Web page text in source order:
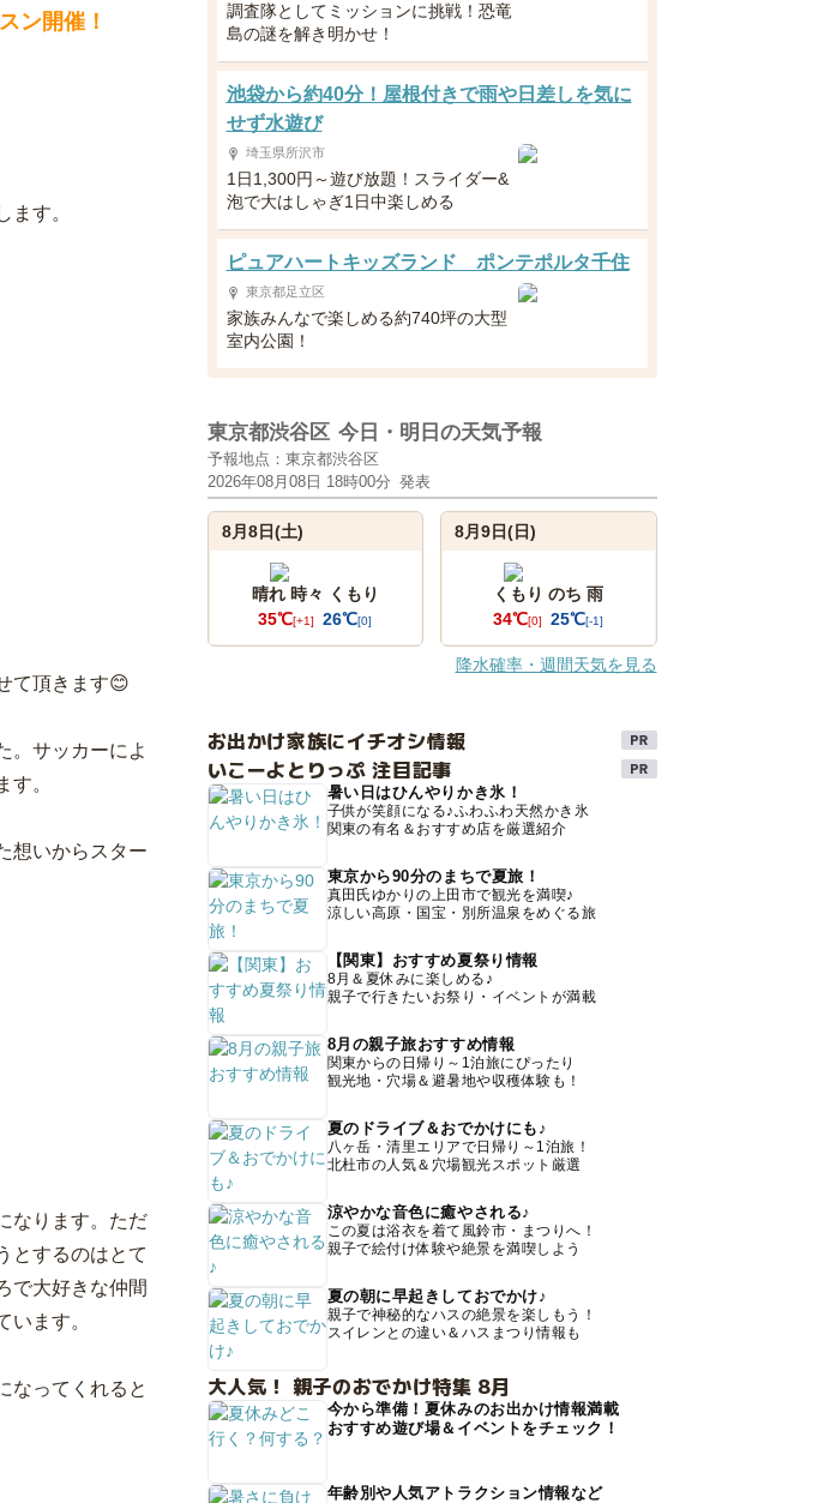
ン開催！
す。
て頂きます😊
。サッカーによ
。
想いからスター
なります。ただ
とするのはとて
で大好きな仲間
ます。
なってくれると
調査隊としてミッションに挑戦！恐竜
島の謎を解き明かせ！
池袋から約40分！屋根付きで雨や日差しを気に
せず水遊び
埼玉県所沢市
1日1,300円～遊び放題！スライダー&
泡で大はしゃぎ1日中楽しめる
ピュアハートキッズランド ポンテポルタ千住
東京都足立区
家族みんなで楽しめる約740坪の大型
室内公園！
東京都渋谷区 今日・明日の天気予報
予報地点：東京都渋谷区
2026年08月08日 18時00分 発表
8月8日(土)
晴れ 時々 くもり
35℃[+1] 26℃[0]
8月9日(日)
くもり のち 雨
34℃[0] 25℃[-1]
降水確率・週間天気を見る
お出かけ家族にイチオシ情報
いこーよとりっぷ 注目記事
暑い日はひんやりかき氷！
子供が笑顔になる♪ふわふわ天然かき氷
関東の有名＆おすすめ店を厳選紹介
東京から90分のまちで夏旅！
真田氏ゆかりの上田市で観光を満喫♪
涼しい高原・国宝・別所温泉をめぐる旅
【関東】おすすめ夏祭り情報
8月＆夏休みに楽しめる♪
親子で行きたいお祭り・イベントが満載
8月の親子旅おすすめ情報
関東からの日帰り～1泊旅にぴったり
観光地・穴場＆避暑地や収穫体験も！
夏のドライブ＆おでかけにも♪
八ヶ岳・清里エリアで日帰り～1泊旅！
北杜市の人気＆穴場観光スポット厳選
涼やかな音色に癒やされる♪
この夏は浴衣を着て風鈴市・まつりへ！
親子で絵付け体験や絶景を満喫しよう
夏の朝に早起きしておでかけ♪
親子で神秘的なハスの絶景を楽しもう！
スイレンとの違い＆ハスまつり情報も
大人気！ 親子のおでかけ特集 8月
今から準備！夏休みのお出かけ情報満載
おすすめ遊び場＆イベントをチェック！
年齢別や人気アトラクション情報など